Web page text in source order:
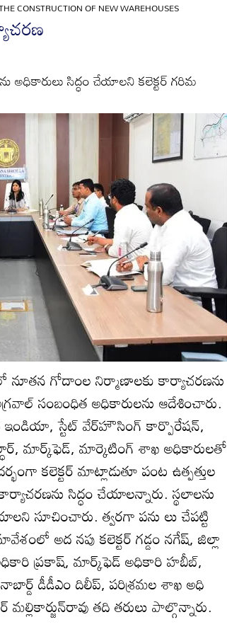
CONSTRUCTION OF NEW WAREHOUSES
సిద్ధం చేయాలని కలెక్టర్‌ గరిమ
నూతన గోదాంల నిర్మాణాలకు కార్యాచరణను
సంబంధిత అధికారులను ఆదేశించారు.
ఇండియా, స్టేట్‌ వేర్‌హౌసింగ్‌ కార్పొరేషన్‌,
మార్క్‌ఫెడ్‌, మార్కెటింగ్‌ శాఖ అధికారులతో
కలెక్టర్‌ మాట్లాడుతూ పంట ఉత్పత్తుల
సిద్ధం చేయాలన్నారు. స్థలాలను
సూచించారు. త్వరగా పను లు చేపట్టి
అద నపు కలెక్టర్‌ గడ్డం నగేష్‌, జిల్లా
ప్రకాష్‌, మార్క్‌ఫెడ్‌ అధికారి హబీబ్‌,
డీడీఎం దిలీప్‌, పరిశ్రమల శాఖ అధి
తది తరులు పాల్గొన్నారు.